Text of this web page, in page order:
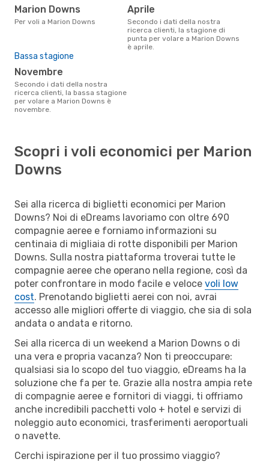
Marion Downs
Per voli a Marion Downs
aprile
Secondo i dati della nostra
ricerca clienti, la stagione di
punta per volare a Marion Downs
è aprile.
Bassa stagione
novembre
Secondo i dati della nostra
ricerca clienti, la bassa stagione
per volare a Marion Downs è
novembre.
Scopri i voli economici per Marion
Downs
Sei alla ricerca di biglietti economici per Marion
Downs? Noi di eDreams lavoriamo con oltre 690
compagnie aeree e forniamo informazioni su
centinaia di migliaia di rotte disponibili per Marion
Downs. Sulla nostra piattaforma troverai tutte le
compagnie aeree che operano nella regione, così da
poter confrontare in modo facile e veloce voli low
cost. Prenotando biglietti aerei con noi, avrai
accesso alle migliori offerte di viaggio, che sia di sola
andata o andata e ritorno.
Sei alla ricerca di un weekend a Marion Downs o di
una vera e propria vacanza? Non ti preoccupare:
qualsiasi sia lo scopo del tuo viaggio, eDreams ha la
soluzione che fa per te. Grazie alla nostra ampia rete
di compagnie aeree e fornitori di viaggi, ti offriamo
anche incredibili pacchetti volo + hotel e servizi di
noleggio auto economici, trasferimenti aeroportuali
o navette.
Cerchi ispirazione per il tuo prossimo viaggio?